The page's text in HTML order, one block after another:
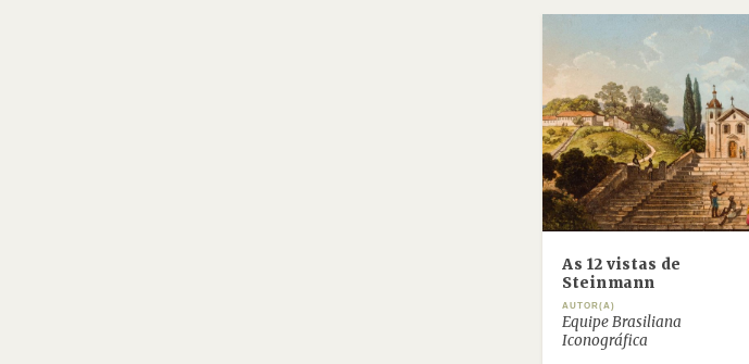
As 12 vistas de
Steinmann
AUTOR(A)
Equipe Brasiliana
Iconográfica